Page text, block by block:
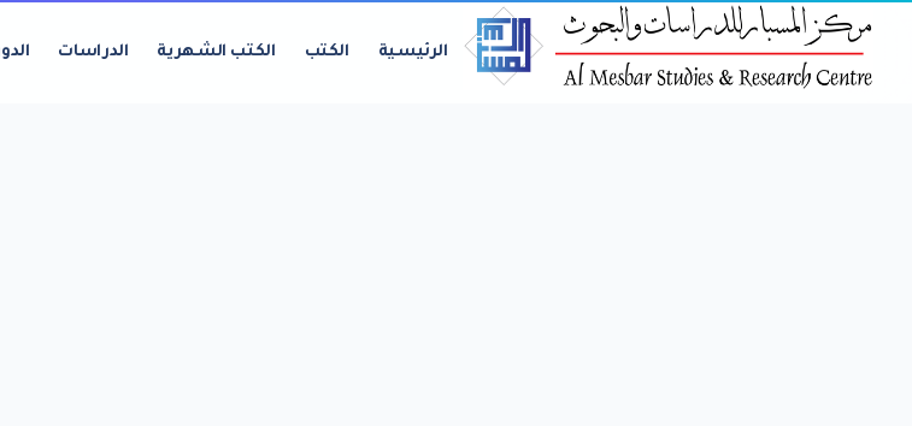
الرئيسية الكتب الكتب الشهرية الدراسات